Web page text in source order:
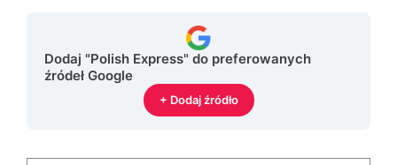
Dodaj "Polish Express" do preferowanych
źródeł Google
+ Dodaj źródło